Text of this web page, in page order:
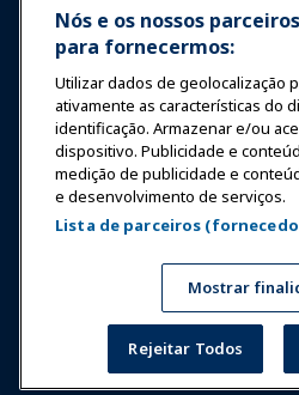
Pesquisa e Relatórios
Sobre a IAAPA
Parceiros
Copyright © 2026 Associação
Diversões e Atrações. Todos
Política de Privacidade
Termos de Serviço
Nós e os nossos
para fornecermos:
Utilizar dados de geolocalização
ativamente as características do
identificação. Armazenar e/ou
dispositivo. Publicidade e
medição de publicidade e
e desenvolvimento de serviços.
Lista de parceiros
Mostrar
Rejeitar Todos